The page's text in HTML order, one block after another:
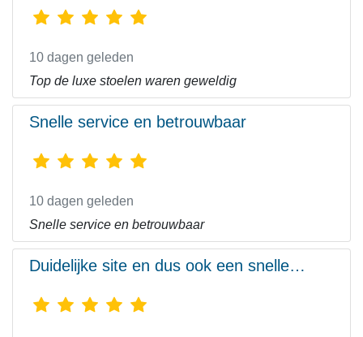
10 dagen geleden
Top de luxe stoelen waren geweldig
Snelle service en betrouwbaar
10 dagen geleden
Snelle service en betrouwbaar
Duidelijke site en dus ook een snelle…